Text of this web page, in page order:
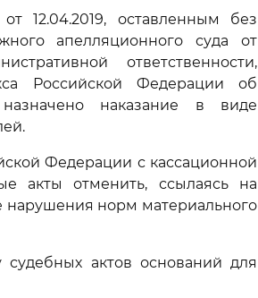
12.04.2019, оставленным без
апелляционного суда от
ответственности,
Российской Федерации об
наказание в виде
Федерации с кассационной
акты отменить, ссылаясь на
норм материального
актов оснований для